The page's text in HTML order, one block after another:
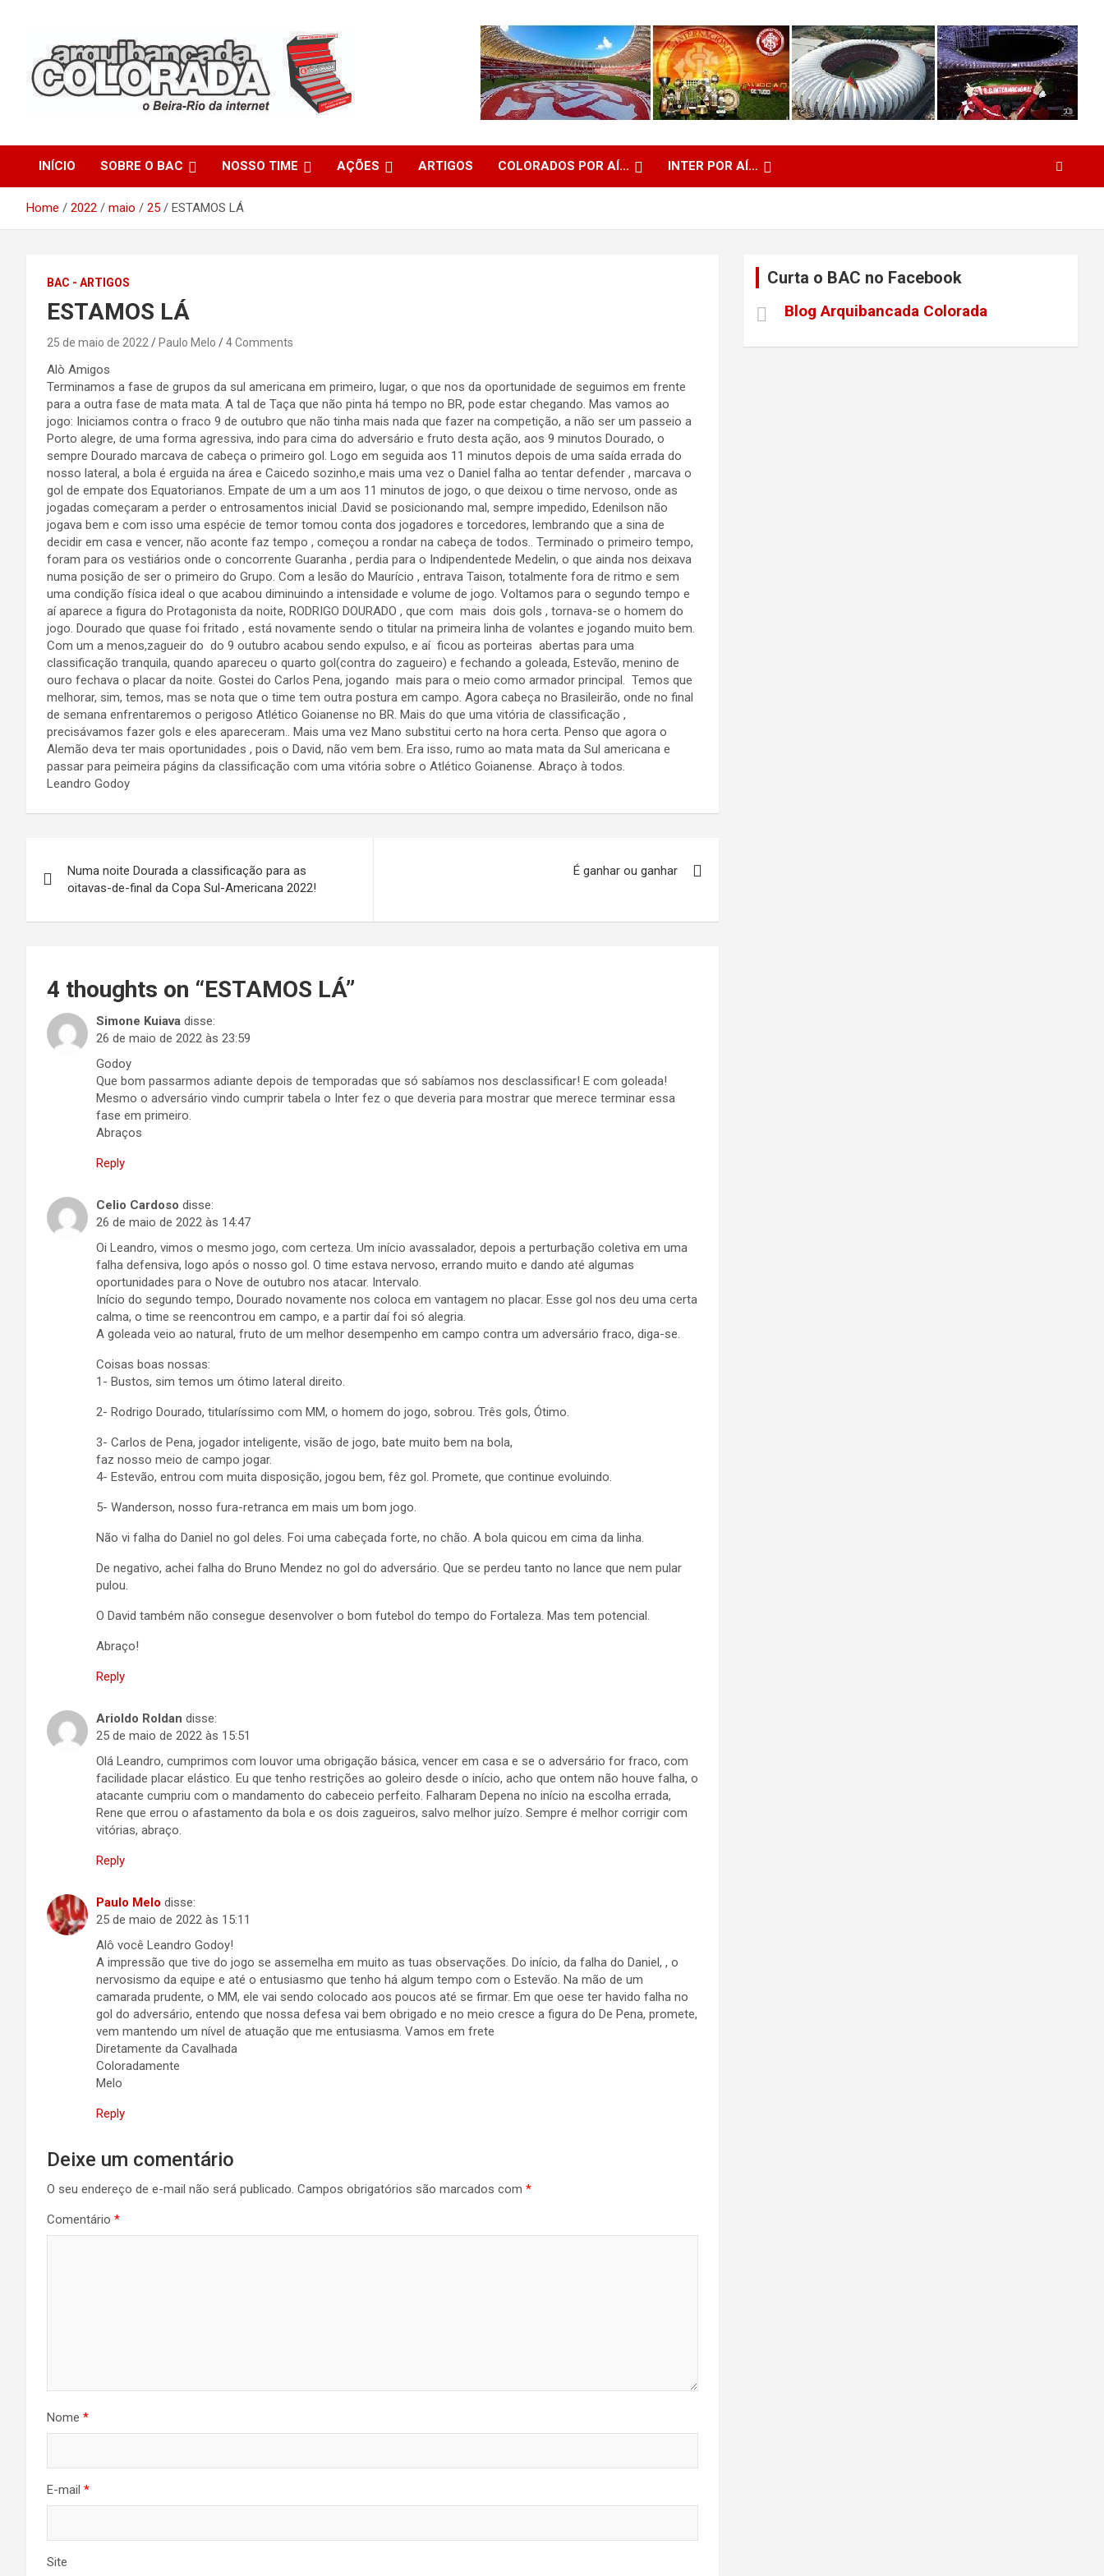
Arquibancada Colorada
INÍCIO SOBRE O BAC NOSSO TIME AÇÕES ARTIGOS COLORADOS POR AÍ… INTER POR AÍ…
Home 2022 maio 25 ESTAMOS LÁ
BAC - ARTIGOS
ESTAMOS LÁ
25 de maio de 2022 Paulo Melo 4 Comments
Alò Amigos
Terminamos a fase de grupos da sul americana em primeiro, lugar, o que nos da oportunidade de seguimos em frente
para a outra fase de mata mata. A tal de Taça que não pinta há tempo no BR, pode estar chegando. Mas vamos ao
jogo: Iniciamos contra o fraco 9 de outubro que não tinha mais nada que fazer na competição, a não ser um passeio a
Porto alegre, de uma forma agressiva, indo para cima do adversário e fruto desta ação, aos 9 minutos Dourado, o
sempre Dourado marcava de cabeça o primeiro gol. Logo em seguida aos 11 minutos depois de uma saída errada do
nosso lateral, a bola é erguida na área e Caicedo sozinho,e mais uma vez o Daniel falha ao tentar defender , marcava o
gol de empate dos Equatorianos. Empate de um a um aos 11 minutos de jogo, o que deixou o time nervoso, onde as
jogadas começaram a perder o entrosamentos inicial .David se posicionando mal, sempre impedido, Edenilson não
jogava bem e com isso uma espécie de temor tomou conta dos jogadores e torcedores, lembrando que a sina de
decidir em casa e vencer, não aconte faz tempo , começou a rondar na cabeça de todos.. Terminado o primeiro tempo,
foram para os vestiários onde o concorrente Guaranha , perdia para o Indipendentede Medelin, o que ainda nos deixava
numa posição de ser o primeiro do Grupo. Com a lesão do Maurício , entrava Taison, totalmente fora de ritmo e sem
uma condição física ideal o que acabou diminuindo a intensidade e volume de jogo. Voltamos para o segundo tempo e
aí aparece a figura do Protagonista da noite, RODRIGO DOURADO , que com mais dois gols , tornava-se o homem do
jogo. Dourado que quase foi fritado , está novamente sendo o titular na primeira linha de volantes e jogando muito bem.
Com um a menos,zagueir do do 9 outubro acabou sendo expulso, e aí ficou as porteiras abertas para uma
classificação tranquila, quando apareceu o quarto gol(contra do zagueiro) e fechando a goleada, Estevão, menino de
ouro fechava o placar da noite. Gostei do Carlos Pena, jogando mais para o meio como armador principal. Temos que
melhorar, sim, temos, mas se nota que o time tem outra postura em campo. Agora cabeça no Brasileirão, onde no final
de semana enfrentaremos o perigoso Atlético Goianense no BR. Mais do que uma vitória de classificação ,
precisávamos fazer gols e eles apareceram.. Mais uma vez Mano substitui certo na hora certa. Penso que agora o
Alemão deva ter mais oportunidades , pois o David, não vem bem. Era isso, rumo ao mata mata da Sul americana e
passar para peimeira págins da classificação com uma vitória sobre o Atlético Goianense. Abraço à todos.
Leandro Godoy
de
Post
Numa noite Dourada a classificação para as
oitavas-de-final da Copa Sul-Americana 2022!
É ganhar ou ganhar
4 thoughts on “ESTAMOS LÁ”
Simone Kuiava disse:
26 de maio de 2022 às 23:59
Godoy
Que bom passarmos adiante depois de temporadas que só sabíamos nos desclassificar! E com goleada!
Mesmo o adversário vindo cumprir tabela o Inter fez o que deveria para mostrar que merece terminar essa
fase em primeiro.
Abraços
Reply
Celio Cardoso disse:
26 de maio de 2022 às 14:47
Oi Leandro, vimos o mesmo jogo, com certeza. Um início avassalador, depois a perturbação coletiva em uma
falha defensiva, logo após o nosso gol. O time estava nervoso, errando muito e dando até algumas
oportunidades para o Nove de outubro nos atacar. Intervalo.
Início do segundo tempo, Dourado novamente nos coloca em vantagem no placar. Esse gol nos deu uma certa
calma, o time se reencontrou em campo, e a partir daí foi só alegria.
A goleada veio ao natural, fruto de um melhor desempenho em campo contra um adversário fraco, diga-se.
Coisas boas nossas:
1- Bustos, sim temos um ótimo lateral direito.
2- Rodrigo Dourado, titularíssimo com MM, o homem do jogo, sobrou. Três gols, Ótimo.
3- Carlos de Pena, jogador inteligente, visão de jogo, bate muito bem na bola,
faz nosso meio de campo jogar.
4- Estevão, entrou com muita disposição, jogou bem, fêz gol. Promete, que continue evoluindo.
5- Wanderson, nosso fura-retranca em mais um bom jogo.
Não vi falha do Daniel no gol deles. Foi uma cabeçada forte, no chão. A bola quicou em cima da linha.
De negativo, achei falha do Bruno Mendez no gol do adversário. Que se perdeu tanto no lance que nem pular
pulou.
O David também não consegue desenvolver o bom futebol do tempo do Fortaleza. Mas tem potencial.
Abraço!
Reply
Arioldo Roldan disse:
25 de maio de 2022 às 15:51
Olá Leandro, cumprimos com louvor uma obrigação básica, vencer em casa e se o adversário for fraco, com
facilidade placar elástico. Eu que tenho restrições ao goleiro desde o início, acho que ontem não houve falha, o
atacante cumpriu com o mandamento do cabeceio perfeito. Falharam Depena no início na escolha errada,
Rene que errou o afastamento da bola e os dois zagueiros, salvo melhor juízo. Sempre é melhor corrigir com
vitórias, abraço.
Reply
Paulo Melo disse:
25 de maio de 2022 às 15:11
Alô você Leandro Godoy!
A impressão que tive do jogo se assemelha em muito as tuas observações. Do início, da falha do Daniel, , o
nervosismo da equipe e até o entusiasmo que tenho há algum tempo com o Estevão. Na mão de um
camarada prudente, o MM, ele vai sendo colocado aos poucos até se firmar. Em que oese ter havido falha no
gol do adversário, entendo que nossa defesa vai bem obrigado e no meio cresce a figura do De Pena, promete,
vem mantendo um nível de atuação que me entusiasma. Vamos em frete
Diretamente da Cavalhada
Coloradamente
Melo
Reply
Deixe um comentário
O seu endereço de e-mail não será publicado. Campos obrigatórios são marcados com *
Comentário *
Nome *
E-mail *
Site
Curta o BAC no Facebook
Blog Arquibancada Colorada